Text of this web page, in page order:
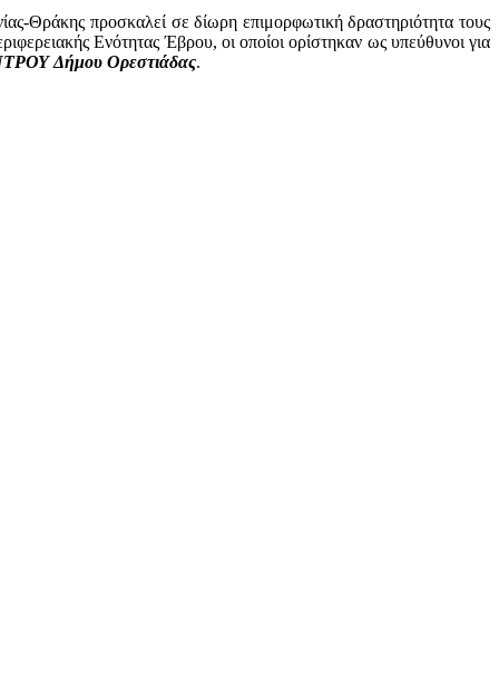
Θράκης προσκαλεί σε δίωρη επιμορφωτική δραστηριότητα τους
Ενότητας Έβρου, οι οποίοι ορίστηκαν ως υπεύθυνοι για
Δήμου Ορεστιάδας.